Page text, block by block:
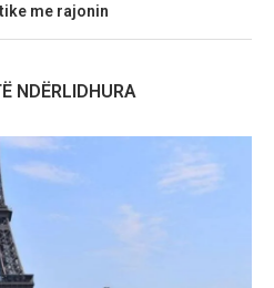
me rajonin
NDËRLIDHURA